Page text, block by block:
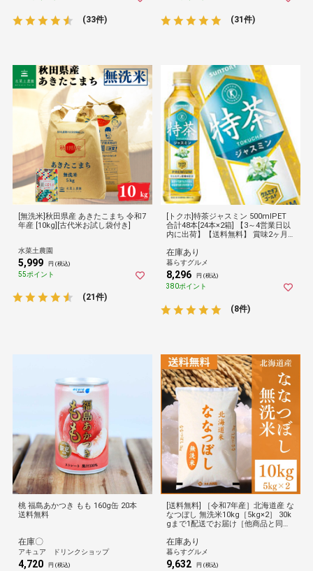
(33件) (31件)
[無洗米]秋田県産 あきたこまち 令和7
年産 [10kg][古代米お試し袋付き]
水菜土農園
5,999 円 (税込)
55ポイント
(21件)
[トクホ]特茶ジャスミン 500mlPET
合計48本[24本×2箱] 【3～4営業日以
内に出荷】【送料無料】 賞味2ヶ月
在庫あり
暮らすグルメ
8,296 円 (税込)
380ポイント
(8件)
桃 福島あかつき もも 160g缶 20本
送料無料
在庫〇
アキュア ドリンクショップ
4,720 円 (税込)
[送料無料] ［令和7年産］北海道産 な
なつぼし 無洗米10kg［5kg×2］ 30k
gまで1配送でお届け［他商品と同梱
【防災】
在庫あり
暮らすグルメ
9,632 円 (税込)